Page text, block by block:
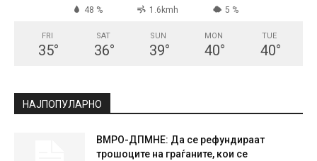
48 % 1.6kmh 5 %
FRI
35°
SAT
36°
SUN
39°
MON
40°
TUE
40°
НАЈПОПУЛАРНО
ВМРО-ДПМНЕ: Да се рефундираат
трошоците на граѓаните, кои се